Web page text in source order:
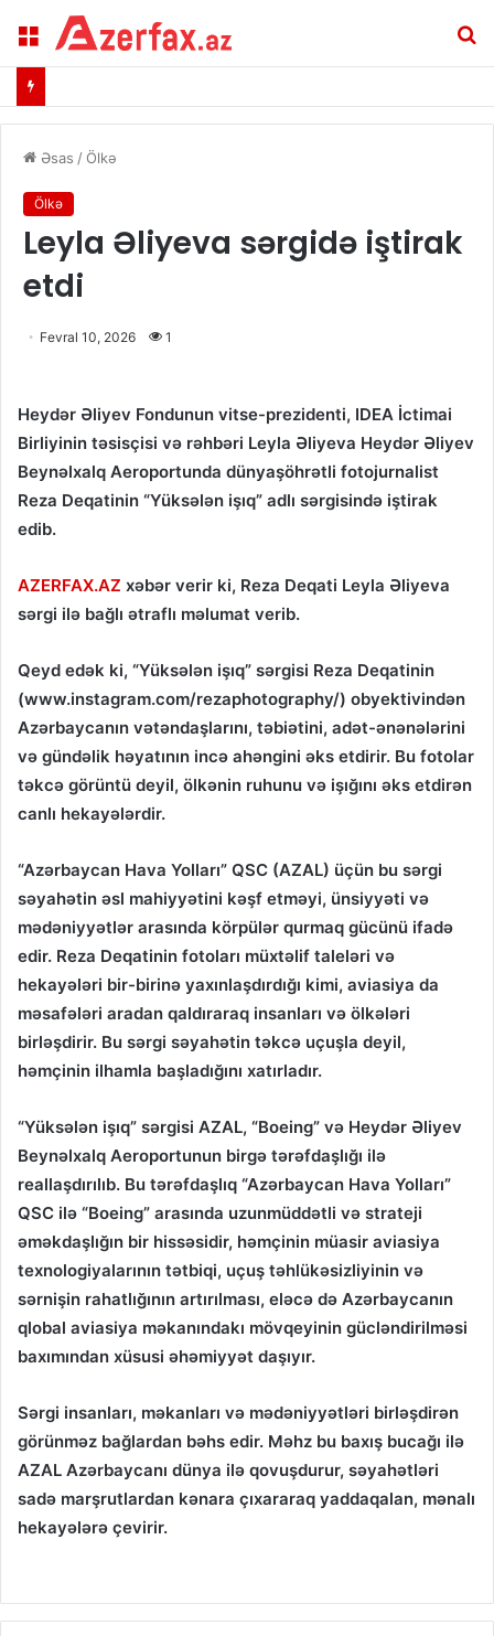
Menu
Əsas /Ölkə
Ölkə
Leyla Əliyeva sərgidə iştirak
etdi
Fevral 10, 2026 1
Heydər Əliyev Fondunun vitse-prezidenti, IDEA İctimai
Birliyinin təsisçisi və rəhbəri Leyla Əliyeva Heydər Əliyev
Beynəlxalq Aeroportunda dünyaşöhrətli fotojurnalist
Reza Deqatinin “Yüksələn işıq” adlı sərgisində iştirak
edib.
AZERFAX.AZ xəbər verir ki, Reza Deqati Leyla Əliyeva
sərgi ilə bağlı ətraflı məlumat verib.
Qeyd edək ki, “Yüksələn işıq” sərgisi Reza Deqatinin
(www.instagram.com/rezaphotography/) obyektivindən
Azərbaycanın vətəndaşlarını, təbiətini, adət-ənənələrini
və gündəlik həyatının incə ahəngini əks etdirir. Bu fotolar
təkcə görüntü deyil, ölkənin ruhunu və işığını əks etdirən
canlı hekayələrdir.
“Azərbaycan Hava Yolları” QSC (AZAL) üçün bu sərgi
səyahətin əsl mahiyyətini kəşf etməyi, ünsiyyəti və
mədəniyyətlər arasında körpülər qurmaq gücünü ifadə
edir. Reza Deqatinin fotoları müxtəlif taleləri və
hekayələri bir-birinə yaxınlaşdırdığı kimi, aviasiya da
məsafələri aradan qaldıraraq insanları və ölkələri
birləşdirir. Bu sərgi səyahətin təkcə uçuşla deyil,
həmçinin ilhamla başladığını xatırladır.
“Yüksələn işıq” sərgisi AZAL, “Boeing” və Heydər Əliyev
Beynəlxalq Aeroportunun birgə tərəfdaşlığı ilə
reallaşdırılıb. Bu tərəfdaşlıq “Azərbaycan Hava Yolları”
QSC ilə “Boeing” arasında uzunmüddətli və strateji
əməkdaşlığın bir hissəsidir, həmçinin müasir aviasiya
texnologiyalarının tətbiqi, uçuş təhlükəsizliyinin və
sərnişin rahatlığının artırılması, eləcə də Azərbaycanın
qlobal aviasiya məkanındakı mövqeyinin gücləndirilməsi
baxımından xüsusi əhəmiyyət daşıyır.
Sərgi insanları, məkanları və mədəniyyətləri birləşdirən
görünməz bağlardan bəhs edir. Məhz bu baxış bucağı ilə
AZAL Azərbaycanı dünya ilə qovuşdurur, səyahətləri
sadə marşrutlardan kənara çıxararaq yaddaqalan, mənalı
hekayələrə çevirir.